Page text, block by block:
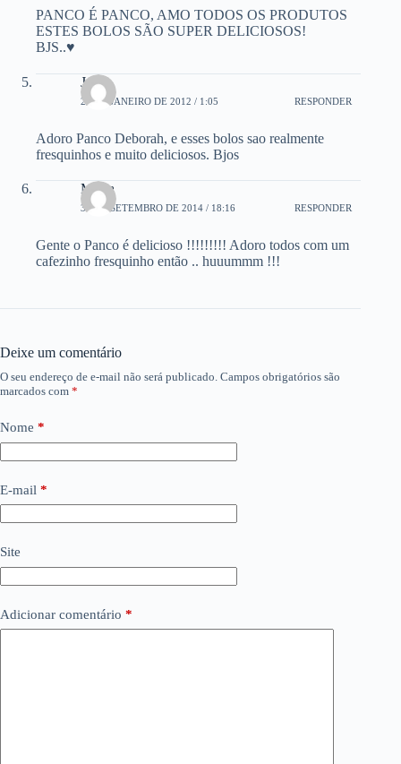
PANCO É PANCO, AMO TODOS OS PRODUTOS
ESTES BOLOS SÃO SUPER DELICIOSOS!
BJS..♥
Josy
27 DE JANEIRO DE 2012 / 1:05 RESPONDER
Adoro Panco Deborah, e esses bolos sao realmente
fresquinhos e muito deliciosos. Bjos
Mirna
30 DE SETEMBRO DE 2014 / 18:16 RESPONDER
Gente o Panco é delicioso !!!!!!!!! Adoro todos com um
cafezinho fresquinho então .. huuummm !!!
Deixe um comentário
O seu endereço de e-mail não será publicado. Campos obrigatórios são
marcados com *
Nome *
E-mail *
Site
Adicionar comentário *